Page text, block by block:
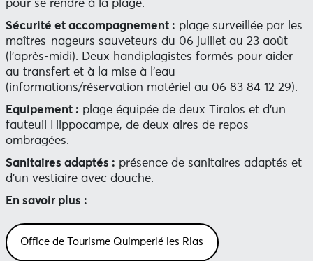
pour se rendre à la plage.
Sécurité et accompagnement : plage surveillée par les
maîtres-nageurs sauveteurs du 06 juillet au 23 août
(l’après-midi). Deux handiplagistes formés pour aider
au transfert et à la mise à l’eau
(informations/réservation matériel au 06 83 84 12 29).
Equipement : plage équipée de deux Tiralos et d’un
fauteuil Hippocampe, de deux aires de repos
ombragées.
Sanitaires adaptés : présence de sanitaires adaptés et
d’un vestiaire avec douche.
En savoir plus :
Office de Tourisme Quimperlé les Rias